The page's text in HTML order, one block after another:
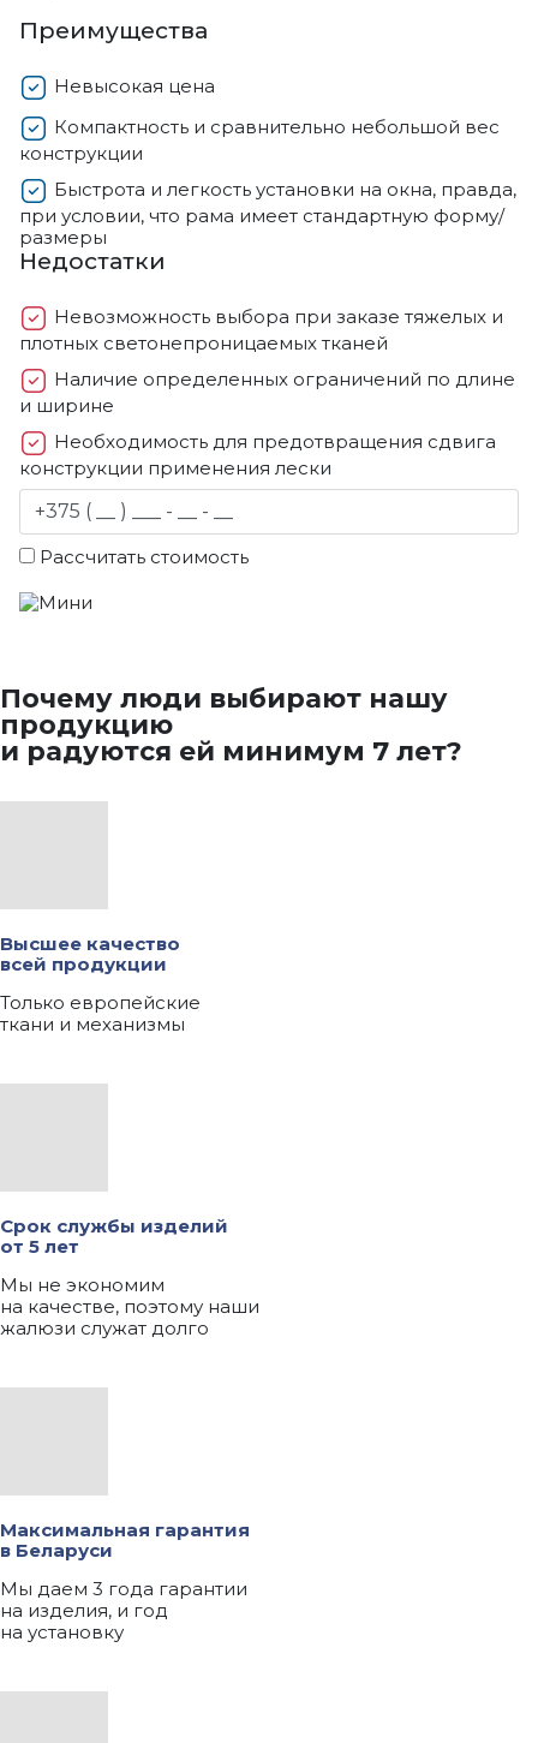
Преимущества
Невысокая цена
Компактность и сравнительно небольшой вес
конструкции
Быстрота и легкость установки на окна, правда,
при условии, что рама имеет стандартную форму/
размеры
Недостатки
Невозможность выбора при заказе тяжелых и
плотных светонепроницаемых тканей
Наличие определенных ограничений по длине
и ширине
Необходимость для предотвращения сдвига
конструкции применения лески
Рассчитать стоимость
Почему люди выбирают нашу
продукцию
и радуются ей минимум 7 лет?
Высшее качество
всей продукции
Только европейские
ткани и механизмы
Срок службы изделий
от 5 лет
Мы не экономим
на качестве, поэтому наши
жалюзи служат долго
Максимальная гарантия
в Беларуси
Мы даем 3 года гарантии
на изделия, и год
на установку